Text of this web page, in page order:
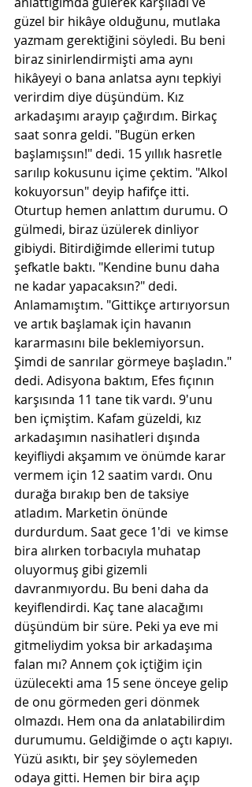
güzel bir hikâye olduğunu, mutlaka
yazmam gerektiğini söyledi. Bu beni
biraz sinirlendirmişti ama aynı
hikâyeyi o bana anlatsa aynı tepkiyi
verirdim diye düşündüm. Kız
arkadaşımı arayıp çağırdım. Birkaç
saat sonra geldi. "Bugün erken
başlamışsın!" dedi. 15 yıllık hasretle
sarılıp kokusunu içime çektim. "Alkol
kokuyorsun" deyip hafifçe itti.
Oturtup hemen anlattım durumu. O
gülmedi, biraz üzülerek dinliyor
gibiydi. Bitirdiğimde ellerimi tutup
şefkatle baktı. "Kendine bunu daha
ne kadar yapacaksın?" dedi.
Anlamamıştım. "Gittikçe artırıyorsun
ve artık başlamak için havanın
kararmasını bile beklemiyorsun.
Şimdi de sanrılar görmeye başladın."
dedi. Adisyona baktım, Efes fıçının
karşısında 11 tane tik vardı. 9'unu
ben içmiştim. Kafam güzeldi, kız
arkadaşımın nasihatleri dışında
keyifliydi akşamım ve önümde karar
vermem için 12 saatim vardı. Onu
durağa bırakıp ben de taksiye
atladım. Marketin önünde
durdurdum. Saat gece 1'di  ve kimse
bira alırken torbacıyla muhatap
oluyormuş gibi gizemli
davranmıyordu. Bu beni daha da
keyiflendirdi. Kaç tane alacağımı
düşündüm bir süre. Peki ya eve mi
gitmeliydim yoksa bir arkadaşıma
falan mı? Annem çok içtiğim için
üzülecekti ama 15 sene önceye gelip
de onu görmeden geri dönmek
olmazdı. Hem ona da anlatabilirdim
durumumu. Geldiğimde o açtı kapıyı.
Yüzü asıktı, bir şey söylemeden
odaya gitti. Hemen bir bira açıp